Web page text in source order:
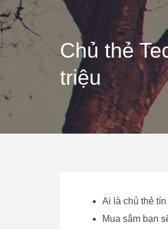
Chủ thẻ
triệu
Ai là chủ thẻ
Mua sắm bạn